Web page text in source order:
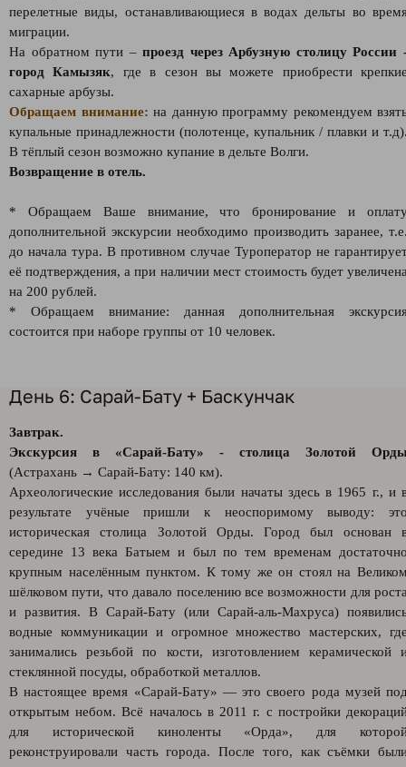
перелетные виды, останавливающиеся в водах дельты во
миграции.
На обратном пути –проезд через Арбузную столицу России
город Камызяк, где в сезон вы можете приобрести
сахарные арбузы.
Обращаем внимание: на данную программу рекомендуем
купальные принадлежности (полотенце, купальник / плавки и
В тёплый сезон возможно купание в дельте Волги.
Возвращение в отель.
* Обращаем Ваше внимание, что бронирование и
дополнительной экскурсии необходимо производить заранее,
до начала тура. В противном случае Туроператор не
её подтверждения, а при наличии мест стоимость будет
на 200 рублей.
* Обращаем внимание: данная дополнительная
состоится при наборе группы от 10 человек.
День 6: Сарай-Бату + Баскунчак
Завтрак.
Экскурсия в «Сарай-Бату» - столица Золотой
(Астрахань → Сарай-Бату: 140 км).
Археологические исследования были начаты здесь в 1965 г., и
результате учёные пришли к неоспоримому выводу:
историческая столица Золотой Орды. Город был основан
середине 13 века Батыем и был по тем временам
крупным населённым пунктом. К тому же он стоял на
шёлковом пути, что давало поселению все возможности для
и развития. В Сарай-Бату (или Сарай-аль-Махруса)
водные коммуникации и огромное множество мастерских,
занимались резьбой по кости, изготовлением керамической
стеклянной посуды, обработкой металлов.
В настоящее время «Сарай-Бату» — это своего рода музей
открытым небом. Всё началось в 2011 г. с постройки
для исторической киноленты «Орда», для
реконструировали часть города. После того, как съёмки